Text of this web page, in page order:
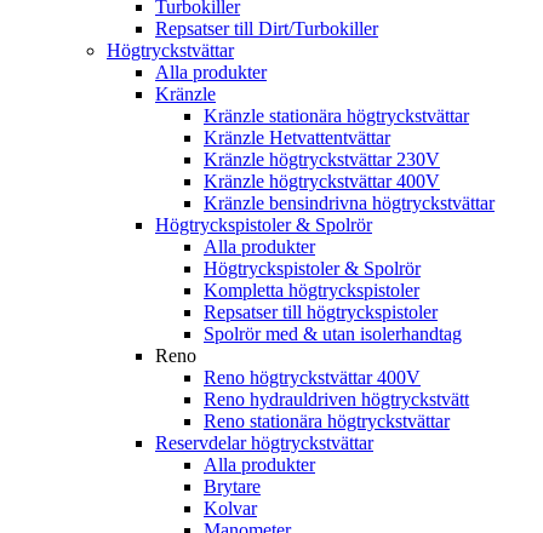
Turbokiller
Repsatser till Dirt/Turbokiller
Högtryckstvättar
Alla produkter
Kränzle
Kränzle stationära högtryckstvättar
Kränzle Hetvattentvättar
Kränzle högtryckstvättar 230V
Kränzle högtryckstvättar 400V
Kränzle bensindrivna högtryckstvättar
Högtryckspistoler & Spolrör
Alla produkter
Högtryckspistoler & Spolrör
Kompletta högtryckspistoler
Repsatser till högtryckspistoler
Spolrör med & utan isolerhandtag
Reno
Reno högtryckstvättar 400V
Reno hydrauldriven högtryckstvätt
Reno stationära högtryckstvättar
Reservdelar högtryckstvättar
Alla produkter
Brytare
Kolvar